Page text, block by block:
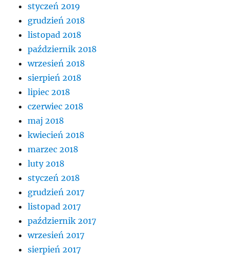
styczeń 2019
grudzień 2018
listopad 2018
październik 2018
wrzesień 2018
sierpień 2018
lipiec 2018
czerwiec 2018
maj 2018
kwiecień 2018
marzec 2018
luty 2018
styczeń 2018
grudzień 2017
listopad 2017
październik 2017
wrzesień 2017
sierpień 2017